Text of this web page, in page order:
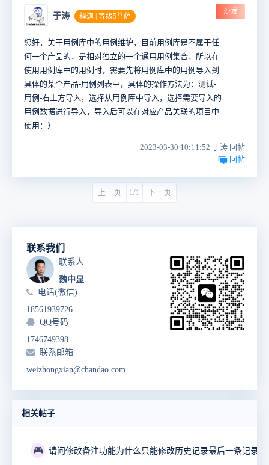
于涛 释迦 | 等级5菩萨
沙发
您好，关于用例库中的用例维护，目前用例库是不属于任
何一个产品的，是相对独立的一个通用用例集合，所以在
使用用例库中的用例时，需要先将用例库中的用例导入到
具体的某个产品-用例列表中，具体的操作方法为：测试-
用例-右上方导入，选择从用例库中导入，选择需要导入的
用例数据进行导入，导入后可以在对应产品关联的项目中
使用：）
2023-03-30 10:11:52 于涛 回帖
回帖
上一页 1/1 下一页
联系我们
联系人
魏中显
电话(微信)
18561939726
QQ号码
1746749398
联系邮箱
weizhongxian@chandao.com
相关帖子
🎮